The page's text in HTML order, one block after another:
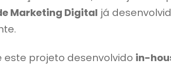
Marketing Digital já
este projeto desenvolvido in-